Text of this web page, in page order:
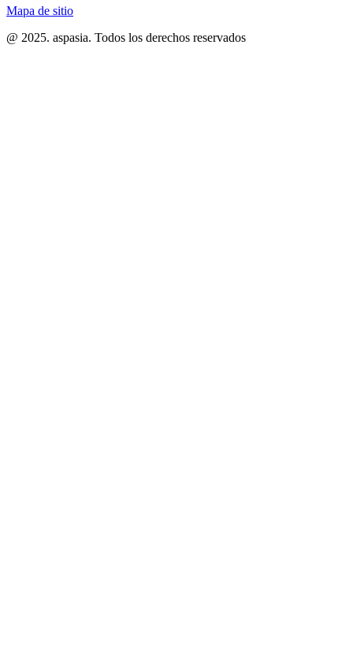
Mapa de sitio
@ 2025. aspasia. Todos los derechos reservados